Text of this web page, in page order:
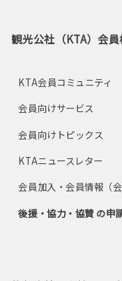
観光公社（KTA）会
KTA会員コミュニティ
会員向けサービス
会員向けトピックス
KTAニュースレター
会員加入・会員情報（会
後援・協力・協賛 の申